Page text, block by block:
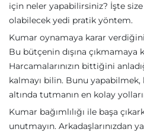
için neler yapabilirsiniz? İşte
olabilecek yedi pratik yöntem.
Kumar oynamaya karar
Bu bütçenin dışına çıkmamaya
Harcamalarınızın bittiğini
kalmayı bilin. Bunu yapabilmek,
altında tutmanın en kolay
Kumar bağımlılığı ile başa
unutmayın. Arkadaşlarınızdan